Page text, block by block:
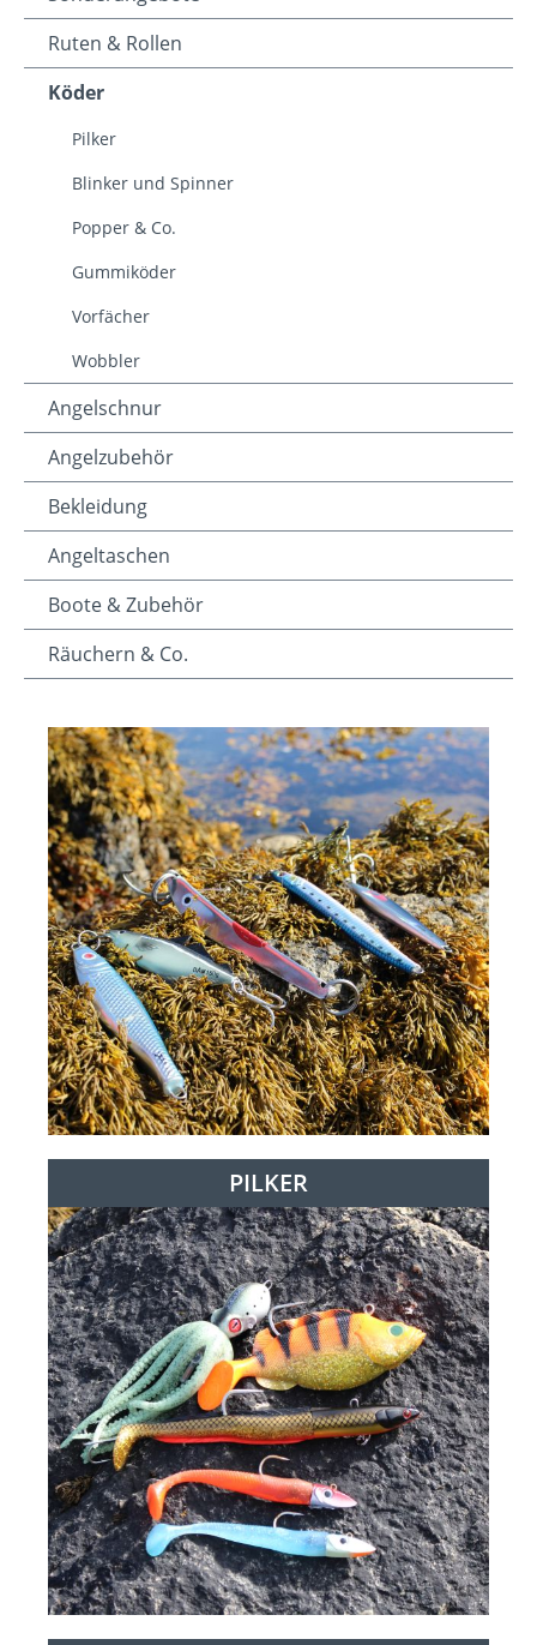
Ruten & Rollen
Köder
Pilker
Blinker und Spinner
Popper & Co.
Gummiköder
Vorfächer
Wobbler
Angelschnur
Angelzubehör
Bekleidung
Angeltaschen
Boote & Zubehör
Räuchern & Co.
PILKER